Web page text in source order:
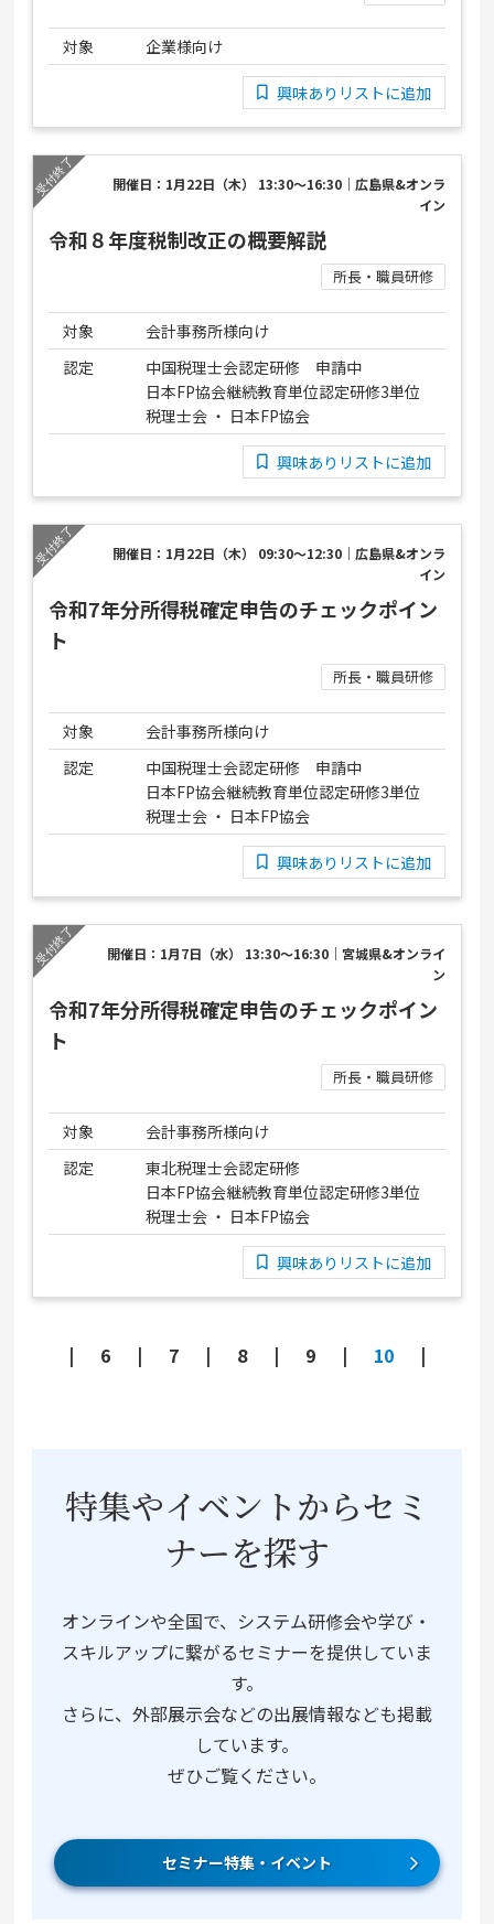
対象 企業様向け
興味ありリストに追加
開催日：1月22日（木） 13:30～16:30｜広島県&オンラ
イン
令和８年度税制改正の概要解説
所長・職員研修
対象
会計事務所様向け
認定
中国税理士会認定研修 申請中
日本FP協会継続教育単位認定研修3単位
税理士会 ・ 日本FP協会
興味ありリストに追加
開催日：1月22日（木） 09:30～12:30｜広島県&オンラ
イン
令和7年分所得税確定申告のチェックポイン
ト
所長・職員研修
対象
会計事務所様向け
認定
中国税理士会認定研修 申請中
日本FP協会継続教育単位認定研修3単位
税理士会 ・ 日本FP協会
興味ありリストに追加
開催日：1月7日（水） 13:30～16:30｜宮城県&オンライ
ン
令和7年分所得税確定申告のチェックポイン
ト
所長・職員研修
対象
会計事務所様向け
認定
東北税理士会認定研修
日本FP協会継続教育単位認定研修3単位
税理士会 ・ 日本FP協会
興味ありリストに追加
6 7 8 9 10
特集やイベントからセミ
ナーを探す
オンラインや全国で、システム研修会や学び・
スキルアップに繋がるセミナーを提供していま
す。
さらに、外部展示会などの出展情報なども掲載
しています。
ぜひご覧ください。
セミナー特集・イベント